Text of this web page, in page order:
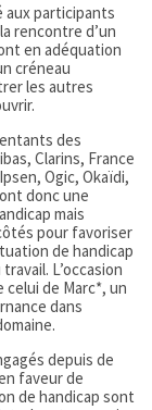
aux participants
rencontre d’un
en adéquation
créneau
les autres
des
Clarins, France
Ogic, Okaïdi,
donc une
mais
pour favoriser
de handicap
L’occasion
de Marc*, un
dans
depuis de
faveur de
de handicap sont